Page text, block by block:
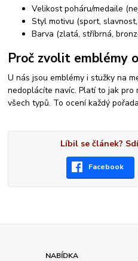
Velikost poháru/medaile
Styl motivu (sport,
Barva (zlatá, stříbrná,
Proč zvolit emblémy
U nás jsou emblémy i stužky na
nedoplácíte navíc. Platí to jak
všech typů. To ocení každý
Líbil se článek?
Facebook
NABÍDKA